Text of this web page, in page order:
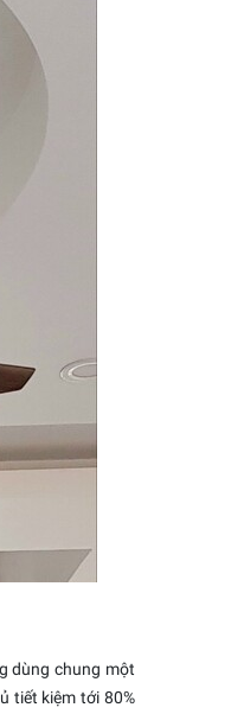
dùng chung một
tiết kiệm tới 80%